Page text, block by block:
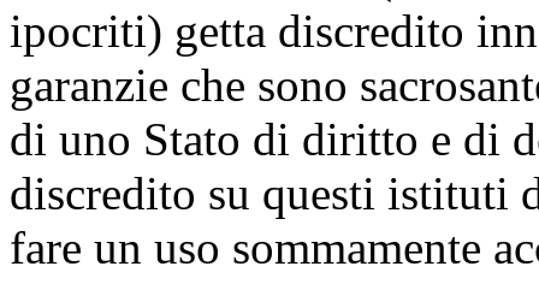
ipocriti) getta discredito
garanzie che sono
di uno Stato di diritto e di
discredito su questi istituti
fare un uso sommamente